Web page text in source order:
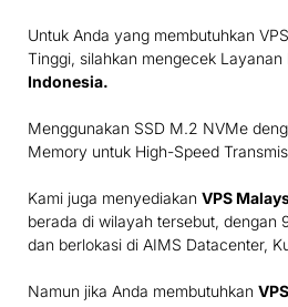
Untuk Anda yang membutuhkan
Tinggi, silahkan mengecek Layanan
Indonesia.
Menggunakan SSD M.2 NVMe
Memory untuk High-Speed
Kami juga menyediakan VPS
berada di wilayah tersebut, dengan
dan berlokasi di AIMS Datacenter,
Namun jika Anda membutuhkan